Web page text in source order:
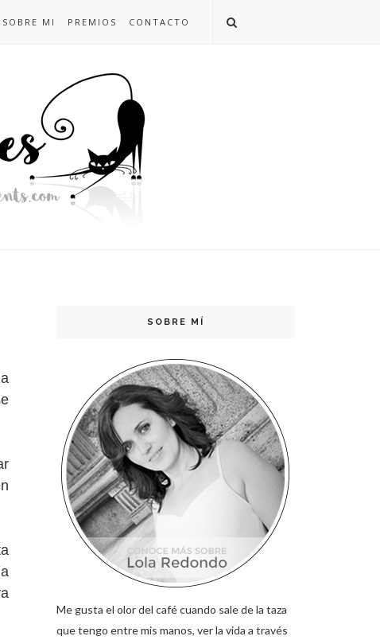
SOBRE MI PREMIOS CONTACTO
SOBRE MÍ
Me gusta el olor del café cuando sale de la taza
que tengo entre mis manos, ver la vida a través